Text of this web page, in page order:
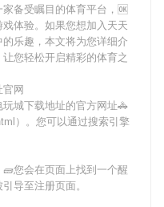
家备受瞩目的体育平台，🆗
体验。如果您想加入天天
乐趣，本文将为您详细介
您轻松开启精彩的体育之
网
玩城下载地址的官方网址🚓
）。您可以通过搜索引擎
🧱您会在页面上找到一个醒
导至注册页面。